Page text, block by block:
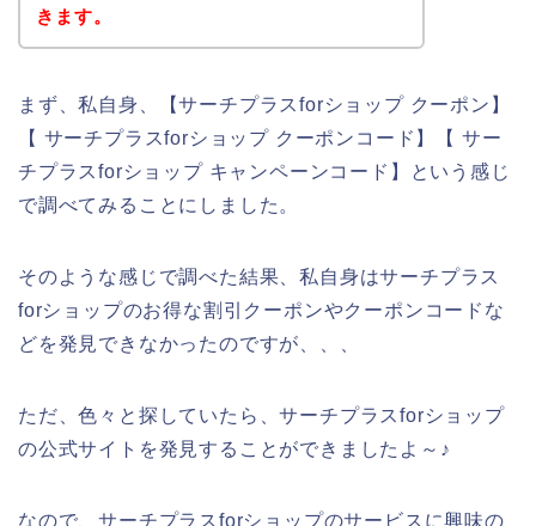
きます。
まず、私自身、【サーチプラスforショップ クーポン】
【 サーチプラスforショップ クーポンコード】【 サー
チプラスforショップ キャンペーンコード】という感じ
で調べてみることにしました。
そのような感じで調べた結果、私自身はサーチプラス
forショップのお得な割引クーポンやクーポンコードな
どを発見できなかったのですが、、、
ただ、色々と探していたら、サーチプラスforショップ
の公式サイトを発見することができましたよ～♪
なので、サーチプラスforショップのサービスに興味の